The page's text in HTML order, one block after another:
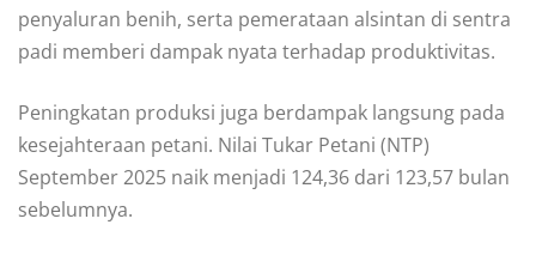
penyaluran benih, serta pemerataan alsintan di sentra
padi memberi dampak nyata terhadap produktivitas.
Peningkatan produksi juga berdampak langsung pada
kesejahteraan petani. Nilai Tukar Petani (NTP)
September 2025 naik menjadi 124,36 dari 123,57 bulan
sebelumnya.